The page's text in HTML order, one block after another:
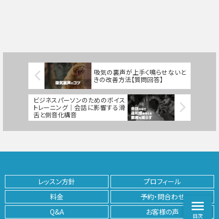
吸気の裏声が上手く鳴らせないと
きの改善方法【質問回答】
ビジネスパーソンのためのボイス
トレーニング｜会話に影響する滑
舌と側音化構音
レッスン方針
プロフィール
料金
予約・問合わせ
Q&A
お客様の声 目次